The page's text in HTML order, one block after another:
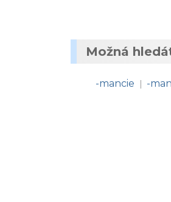
Možná
-mancie | -